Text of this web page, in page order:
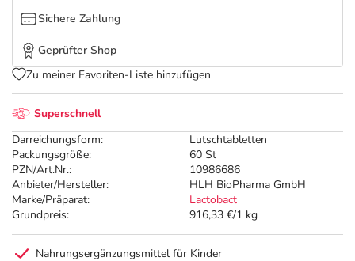
Superschnell
Darreichungsform:
Lutschtabletten
Packungsgröße:
60 St
PZN/Art.Nr.:
10986686
Anbieter/Hersteller:
HLH BioPharma GmbH
Marke/Präparat:
Lactobact
Grundpreis:
916,33 €/1 kg
Sichere Zahlung
Geprüfter Shop
Zu meiner Favoriten-Liste hinzufügen
Nahrungsergänzungsmittel für Kinder